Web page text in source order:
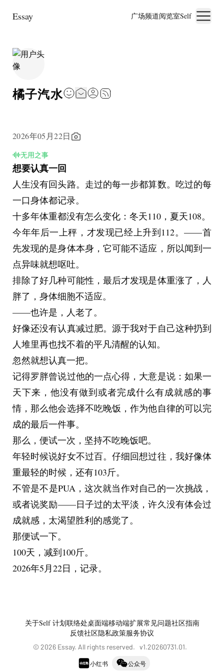
Essay 广场频道阅览室Self
橘子汽水
2026年05月22日
无用之事
想要认真一回
人生没有回头路。走过的每一步都算数。吃过的每
一口身体都记录。
十多年体重都没有怎么变化：冬天110，夏天108。
今年年后一上秤，才发现已经上升到112。——首
先发现的是身体本身，它可能不适应，所以闻到一
点异味就想呕吐。
排除了好几种可能性，最后才发现是体重涨了，人
胖了，身体细胞不适应。
——也许是，人老了。
好像还没有认真减过肥。源于我对于自己这种扔到
人堆里再也找不着的平凡清醒的认知。
忽然就想认真一把。
记得罗胖曾说过他的一点心得，大意是说：如果一
天下来，他没有做到或者完成什么有成就感的事
情，那么他会选择不吃晚饭，作为他自律的可以完
成的最后一件事。
那么，便试一次，坚持不吃晚饭吧。
年轻时候说好女不过百。仔细回想过往，我好像体
重最轻的时候，还有103斤。
不管是不是PUA，这次就当作对自己的一次挑战，
或者说奖励——日子过的太平淡，许久没有体会过
成就感，太渴望胜利的感觉了。
那便试一下。
100天，减到100斤。
2026年5月22日，记录。
关于Self 计划联络处桌面端移动端扩展常见问题社区指南
反馈社区隐私政策服务协议
© 2026 Essay. All rights reserved. v1.20260731.01.
小红书 公众号